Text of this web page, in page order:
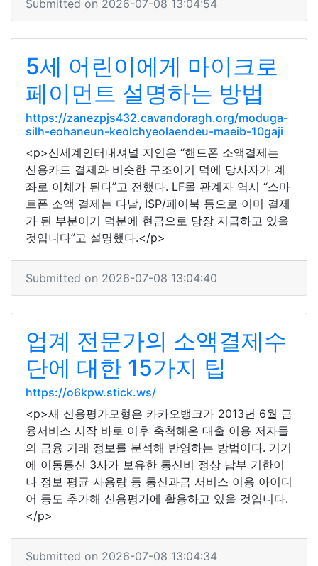
Submitted on 2026-07-08 13:04:54
5세 어린이에게 마이크로
페이먼트 설명하는 방법
https://zanezpjs432.cavandoragh.org/moduga-
silh-eohaneun-keolchyeolaendeu-maeib-10gaji
<p>신세계인터내셔널 지인은 “핸드폰 소액결제는
신용카드 결제와 비슷한 구조이기 덕에 당사자가 계
좌로 이체가 된다”고 전했다. LF몰 관계자 역시 “스마
트폰 소액 결제는 다날, ISP/페이북 등으로 이미 결제
가 된 부분이기 덕분에 현금으로 당장 지급하고 있을
것입니다”고 설명했다.</p>
Submitted on 2026-07-08 13:04:40
업계 전문가의 소액결제수
단에 대한 15가지 팁
https://o6kpw.stick.ws/
<p>새 신용평가모형은 카카오뱅크가 2013년 6월 금
융서비스 시작 바로 이후 축척해온 대출 이용 저자들
의 금융 거래 정보를 분석해 반영하는 방법이다. 거기
에 이동통신 3사가 보유한 통신비 정상 납부 기한이
나 정보 평균 사용량 등 통신과금 서비스 이용 아이디
어 등도 추가해 신용평가에 활용하고 있을 것입니다.
</p>
Submitted on 2026-07-08 13:04:34